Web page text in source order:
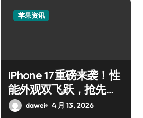
苹果资讯
iPhone 17重磅来袭！性
能外观双飞跃，抢先解
锁新亮点
dawei 4 月 13, 2026